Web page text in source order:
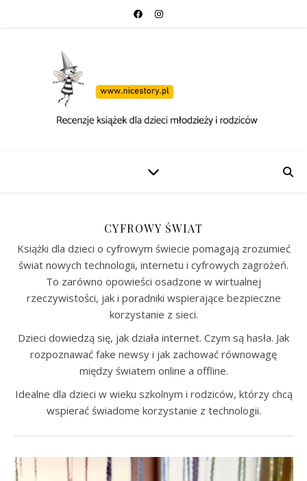
CYFROWY ŚWIAT
Książki dla dzieci o cyfrowym świecie pomagają zrozumieć
świat nowych technologii, internetu i cyfrowych zagrożeń.
To zarówno opowieści osadzone w wirtualnej
rzeczywistości, jak i poradniki wspierające bezpieczne
korzystanie z sieci.
Dzieci dowiedzą się, jak działa internet. Czym są hasła. Jak
rozpoznawać fake newsy i jak zachować równowagę
między światem online a offline.
Idealne dla dzieci w wieku szkolnym i rodziców, którzy chcą
wspierać świadome korzystanie z technologii.